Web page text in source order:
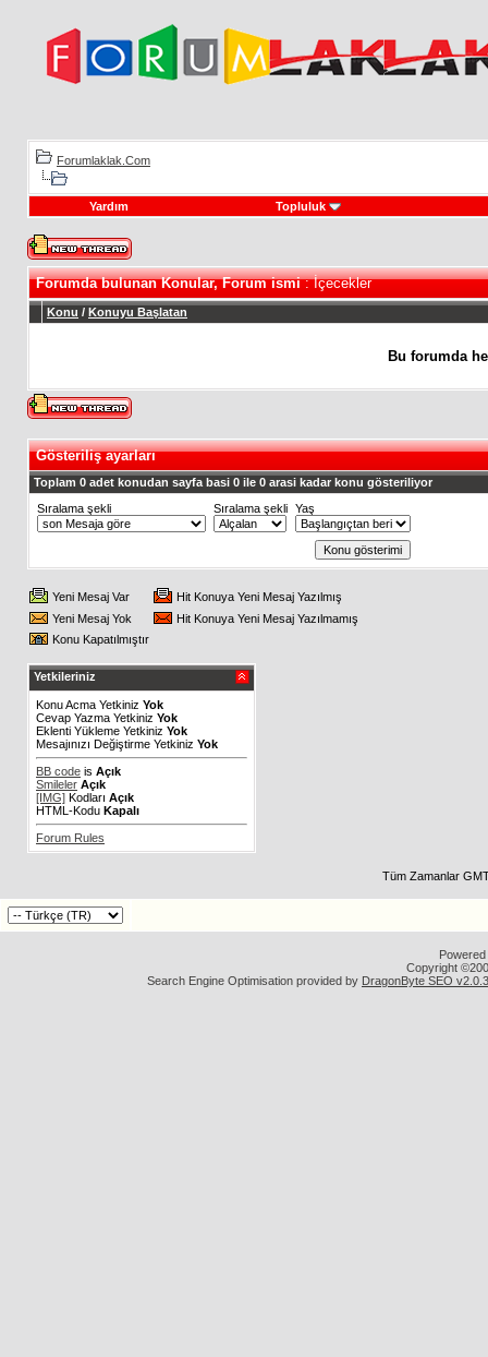
Forumlaklak.Com
Yardım Topluluk
Forumda bulunan Konular, Forum ismi: İçecekler
Konu / Konuyu Başlatan
Bu forumda
Gösteriliş ayarları
Toplam 0 adet konudan sayfa basi 0 ile 0 arasi kadar konu gösteriliyor
Sıralama şekli
Sıralama şekli Yaş
Yeni Mesaj Var
Hit Konuya Yeni Mesaj Yazılmış
Yeni Mesaj Yok
Hit Konuya Yeni Mesaj Yazılmamış
Konu Kapatılmıştır
Yetkileriniz
Konu Acma Yetkiniz Yok
Cevap Yazma Yetkiniz Yok
Eklenti Yükleme Yetkiniz Yok
Mesajınızı Değiştirme Yetkiniz Yok
BB code is Açık
Smileler Açık
[IMG] Kodları Açık
HTML-Kodu Kapalı
Forum Rules
Tüm Zamanlar
Copyright
Search Engine Optimisation provided by DragonByte SEO